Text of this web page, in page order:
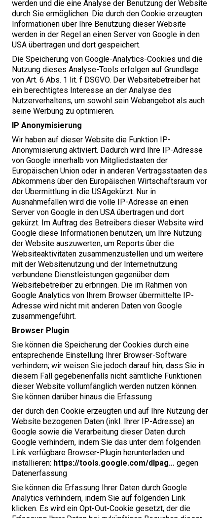
werden und die eine Analyse der Benutzung der Website
durch Sie ermöglichen. Die durch den Cookie erzeugten
Informationen über Ihre Benutzung dieser Website
werden in der Regel an einen Server von Google in den
USA übertragen und dort gespeichert.
Die Speicherung von Google-Analytics-Cookies und die
Nutzung dieses Analyse-Tools erfolgen auf Grundlage
von Art. 6 Abs. 1 lit. f DSGVO. Der Websitebetreiber hat
ein berechtigtes Interesse an der Analyse des
Nutzerverhaltens, um sowohl sein Webangebot als auch
seine Werbung zu optimieren.
IP Anonymisierung
Wir haben auf dieser Website die Funktion IP-
Anonymisierung aktiviert. Dadurch wird Ihre IP-Adresse
von Google innerhalb von Mitgliedstaaten der
Europäischen Union oder in anderen Vertragsstaaten des
Abkommens über den Europäischen Wirtschaftsraum vor
der Übermittlung in die USAgekürzt. Nur in
Ausnahmefällen wird die volle IP-Adresse an einen
Server von Google in den USA übertragen und dort
gekürzt. Im Auftrag des Betreibers dieser Website wird
Google diese Informationen benutzen, um Ihre Nutzung
der Website auszuwerten, um Reports über die
Websiteaktivitäten zusammenzustellen und um weitere
mit der Websitenutzung und der Internetnutzung
verbundene Dienstleistungen gegenüber dem
Websitebetreiber zu erbringen. Die im Rahmen von
Google Analytics von Ihrem Browser übermittelte IP-
Adresse wird nicht mit anderen Daten von Google
zusammengeführt.
Browser Plugin
Sie können die Speicherung der Cookies durch eine
entsprechende Einstellung Ihrer Browser-Software
verhindern; wir weisen Sie jedoch darauf hin, dass Sie in
diesem Fall gegebenenfalls nicht sämtliche Funktionen
dieser Website vollumfänglich werden nutzen können.
Sie können darüber hinaus die Erfassung
der durch den Cookie erzeugten und auf Ihre Nutzung der
Website bezogenen Daten (inkl. Ihrer IP-Adresse) an
Google sowie die Verarbeitung dieser Daten durch
Google verhindern, indem Sie das unter dem folgenden
Link verfügbare Browser-Plugin herunterladen und
installieren: https://​tools​.google​.com/​dlpag… gegen
Datenerfassung
Sie können die Erfassung Ihrer Daten durch Google
Analytics verhindern, indem Sie auf folgenden Link
klicken. Es wird ein Opt-Out-Cookie gesetzt, der die